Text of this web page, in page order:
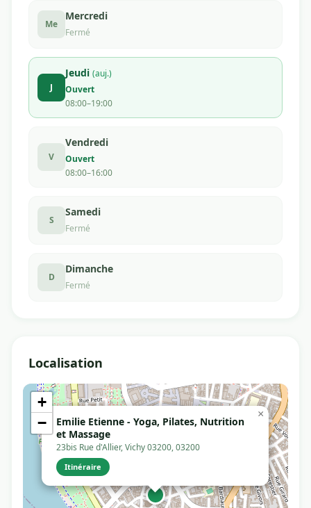
Me
Mercredi
Fermé
J
Jeudi (auj.)
Ouvert
08:00–19:00
V
Vendredi
Ouvert
08:00–16:00
S
Samedi
Fermé
D
Dimanche
Fermé
Localisation
Emilie Etienne - Yoga, Pilates, Nutrition
et Massage
23bis Rue d'Allier, Vichy 03200, 03200
Itinéraire
×
+
−